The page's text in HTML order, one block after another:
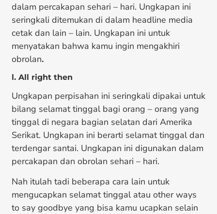
dalam percakapan sehari – hari. Ungkapan ini
seringkali ditemukan di dalam headline media
cetak dan lain – lain. Ungkapan ini untuk
menyatakan bahwa kamu ingin mengakhiri
obrolan.
l. All right then
Ungkapan perpisahan ini seringkali dipakai untuk
bilang selamat tinggal bagi orang – orang yang
tinggal di negara bagian selatan dari Amerika
Serikat. Ungkapan ini berarti selamat tinggal dan
terdengar santai. Ungkapan ini digunakan dalam
percakapan dan obrolan sehari – hari.
Nah itulah tadi beberapa cara lain untuk
mengucapkan selamat tinggal atau other ways
to say goodbye yang bisa kamu ucapkan selain